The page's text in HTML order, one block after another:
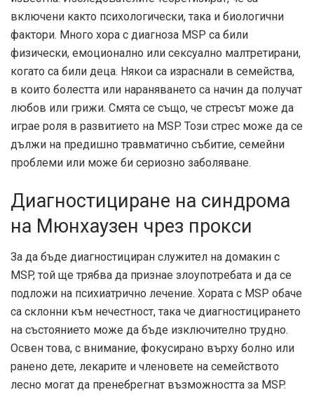
включени както психологически, така и биологични
фактори. Много хора с диагноза MSP са били
физически, емоционално или сексуално малтретирани,
когато са били деца. Някои са израснали в семейства,
в които болестта или нараняването са начин да получат
любов или грижи. Смята се също, че стресът може да
играе роля в развитието на MSP. Този стрес може да се
дължи на предишно травматично събитие, семейни
проблеми или може би сериозно заболяване.
Диагностициране на синдрома
на Мюнхаузен чрез прокси
За да бъде диагностициран служител на домакин с
MSP, той ще трябва да признае злоупотребата и да се
подложи на психиатрично лечение. Хората с MSP обаче
са склонни към нечестност, така че диагностицирането
на състоянието може да бъде изключително трудно.
Освен това, с внимание, фокусирано върху болно или
ранено дете, лекарите и членовете на семейството
лесно могат да пренебрегнат възможността за MSP.